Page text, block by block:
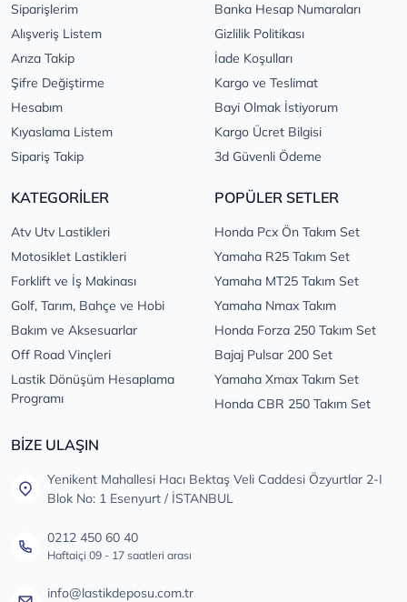
Siparişlerim
Alışveriş Listem
Arıza Takip
Şifre Değiştirme
Hesabım
Kıyaslama Listem
Sipariş Takip
Banka Hesap Numaraları
Gizlilik Politikası
İade Koşulları
Kargo ve Teslimat
Bayi Olmak İstiyorum
Kargo Ücret Bilgisi
3d Güvenli Ödeme
KATEGORİLER
Atv Utv Lastikleri
Motosiklet Lastikleri
Forklift ve İş Makinası
Golf, Tarım, Bahçe ve Hobi
Bakım ve Aksesuarlar
Off Road Vinçleri
Lastik Dönüşüm Hesaplama
Programı
POPÜLER SETLER
Honda Pcx Ön Takım Set
Yamaha R25 Takım Set
Yamaha MT25 Takım Set
Yamaha Nmax Takım
Honda Forza 250 Takım Set
Bajaj Pulsar 200 Set
Yamaha Xmax Takım Set
Honda CBR 250 Takım Set
BİZE ULAŞIN
Yenikent Mahallesi Hacı Bektaş Veli Caddesi Özyurtlar 2-I
Blok No: 1 Esenyurt / İSTANBUL
0212 450 60 40
Haftaiçi 09 - 17 saatleri arası
info@lastikdeposu.com.tr